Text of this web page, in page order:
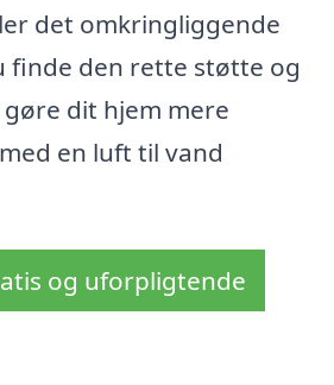
det omkringliggende
finde den rette støtte og
dit hjem mere
en luft til vand
og uforpligtende